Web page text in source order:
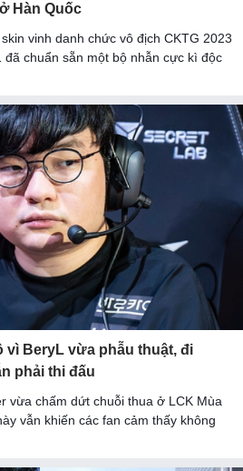
Hàn Quốc
vinh danh chức vô địch CKTG 2023
chuẩn sẵn một bộ nhẫn cực kì độc
vì BeryL vừa phẫu thuật, đi
phải thi đấu
vừa chấm dứt chuỗi thua ở LCK Mùa
vẫn khiến các fan cảm thấy không